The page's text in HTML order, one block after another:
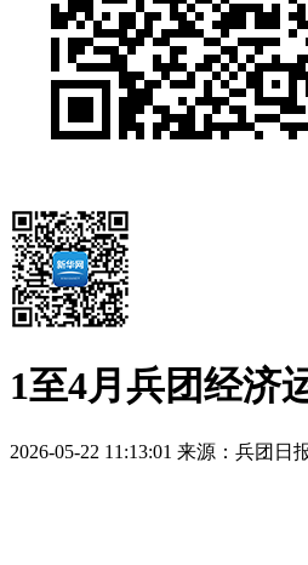
1至4月兵团经济
2026-05-22 11:13:01 来源：兵团日